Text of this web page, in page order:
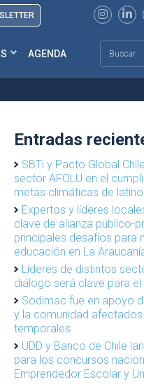
AGENDA
Entradas
SBTi y Pacto Global
sector AFOLU en el
metas climáticas de
Expertos y líderes
clave de alianza público-
principales desafíos para
educación en La
Líderes de distintos
diálogo será clave para
Sodimac fue en apoyo
y la comunidad
temporales
UDD y Banco de Chile
para los concursos
Emprendedor Escolar y